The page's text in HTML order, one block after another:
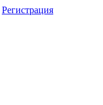
Регистрация